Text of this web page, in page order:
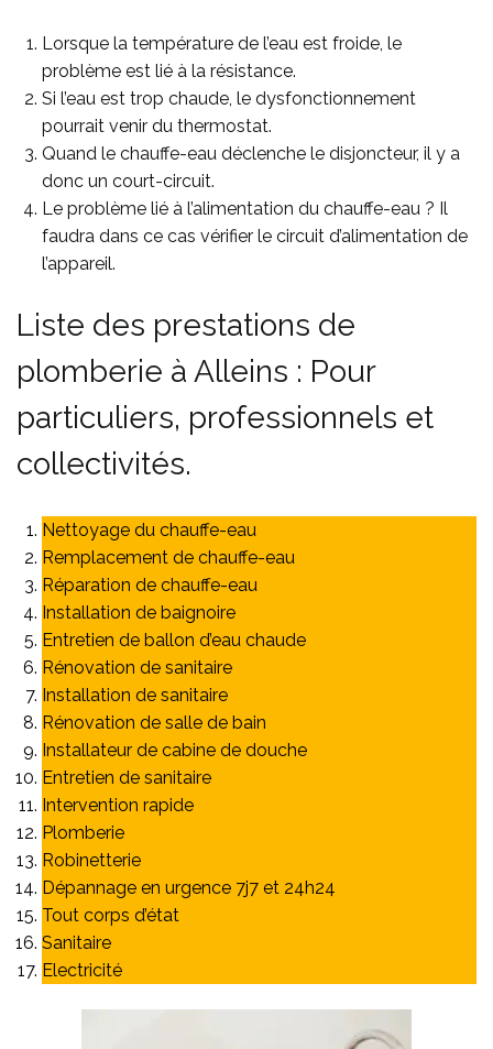
Lorsque la température de l’eau est froide, le
problème est lié à la résistance.
Si l’eau est trop chaude, le dysfonctionnement
pourrait venir du thermostat.
Quand le chauffe-eau déclenche le disjoncteur, il y a
donc un court-circuit.
Le problème lié à l’alimentation du chauffe-eau ? Il
faudra dans ce cas vérifier le circuit d’alimentation de
l’appareil.
Liste des prestations de
plomberie à Alleins : Pour
particuliers, professionnels et
collectivités.
Nettoyage du chauffe-eau
Remplacement de chauffe-eau
Réparation de chauffe-eau
Installation de baignoire
Entretien de ballon d’eau chaude
Rénovation de sanitaire
Installation de sanitaire
Rénovation de salle de bain
Installateur de cabine de douche
Entretien de sanitaire
Intervention rapide
Plomberie
Robinetterie
Dépannage en urgence 7j7 et 24h24
Tout corps d’état
Sanitaire
Electricité